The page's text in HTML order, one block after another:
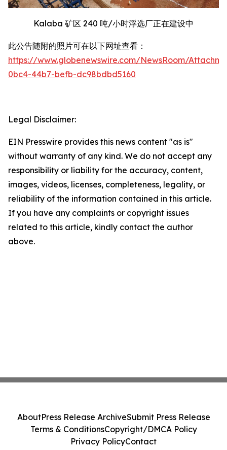
Kalaba 矿区 240 吨/小时浮选厂正在建设中
此公告随附的照片可在以下网址查看：
https://www.globenewswire.com/NewsRoom/
0bc4-44b7-befb-dc98bdbd5160
Legal Disclaimer:
EIN Presswire provides this news content "as is"
without warranty of any kind. We do not accept any
responsibility or liability for the accuracy, content,
images, videos, licenses, completeness, legality, or
reliability of the information contained in this article.
If you have any complaints or copyright issues
related to this article, kindly contact the author
above.
AboutPress Release ArchiveSubmit Press Release
Terms & ConditionsCopyright/DMCA Policy
Privacy PolicyContact